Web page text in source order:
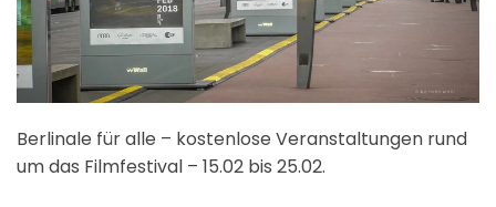
Berlinale für alle – kostenlose Veranstaltungen rund
um das Filmfestival – 15.02 bis 25.02.